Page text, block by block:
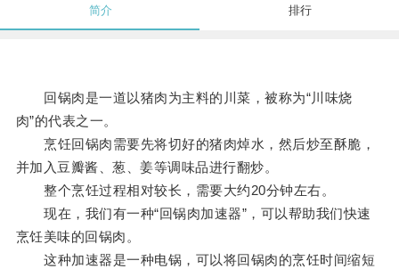
简介 排行
回锅肉是一道以猪肉为主料的川菜，被称为“川味烧
肉”的代表之一。
烹饪回锅肉需要先将切好的猪肉焯水，然后炒至酥脆，
并加入豆瓣酱、葱、姜等调味品进行翻炒。
整个烹饪过程相对较长，需要大约20分钟左右。
现在，我们有一种“回锅肉加速器”，可以帮助我们快速
烹饪美味的回锅肉。
这种加速器是一种电锅，可以将回锅肉的烹饪时间缩短